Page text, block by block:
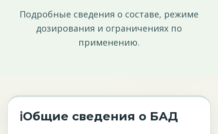
Подробные сведения о составе, режиме
дозирования и ограничениях по
применению.
ℹОбщие сведения о БАД